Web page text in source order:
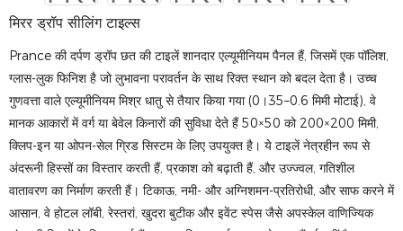
मिरर ड्रॉप सीलिंग टाइल्स
Prance की दर्पण ड्रॉप छत की टाइलें शानदार एल्यूमीनियम पैनल हैं, जिसमें एक पॉलिश,
ग्लास-लुक फिनिश है जो लुभावना परावर्तन के साथ रिक्त स्थान को बदल देता है। उच्च
गुणवत्ता वाले एल्यूमीनियम मिश्र धातु से तैयार किया गया (0।35–0.6 मिमी मोटाई), वे
मानक आकारों में वर्ग या बेवेल किनारों की सुविधा देते हैं 50×50 को 200×200 मिमी,
क्लिप-इन या ओपन-सेल ग्रिड सिस्टम के लिए उपयुक्त है। ये टाइलें नेत्रहीन रूप से
अंदरूनी हिस्सों का विस्तार करती हैं, प्रकाश को बढ़ाती हैं, और उज्ज्वल, गतिशील
वातावरण का निर्माण करती हैं। टिकाऊ, नमी- और अग्निशमन-प्रतिरोधी, और साफ करने में
आसान, वे होटल लॉबी, रेस्तरां, खुदरा बुटीक और इवेंट स्पेस जैसे अपस्केल वाणिज्यिक